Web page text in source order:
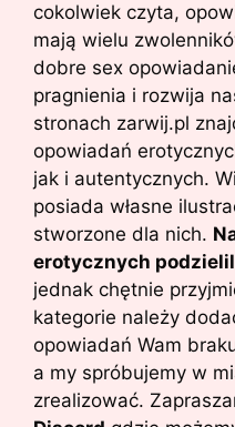
cokolwiek czyta,
mają wielu
dobre sex
pragnienia i rozwija
stronach zarwij.pl
opowiadań
jak i autentycznych.
posiada własne
stworzone dla nich.
erotycznych
jednak chętnie
kategorie należy
opowiadań Wam
a my spróbujemy w
zrealizować.